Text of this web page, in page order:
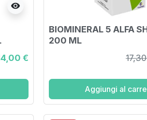
visibility
€
BIOMINERAL 5 ALFA
200 ML
Aggiungi al